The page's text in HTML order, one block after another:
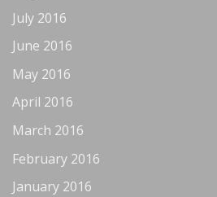
July 2016
June 2016
May 2016
April 2016
March 2016
February 2016
January 2016